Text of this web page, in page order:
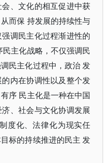
、文化的相互促进中获
而保 持发展的持续性与
调民主化过程渐进性的
主化战略，不仅强调民
民主化过程中，政治 发
内在协调性以及整个发
序 民主化是一种在中国
、社会与文化协调发展
度化、法律化为现实任
标的持续推进的民主 发